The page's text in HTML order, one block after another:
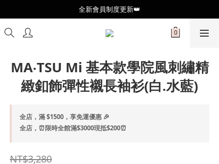
全新會員制度更新👑
全新會員制度更新👑
加入官方LINE🥰最新優惠資訊不錯過
MA‧TSU Mi 基本款學院風刺繡精
緻釦飾彈性襯長袖衫(白.水藍)
全店，滿 $1500，享免運優惠 🎉
全店，⏰限時全館滿$3000現抵$200⏰
NT$3,280